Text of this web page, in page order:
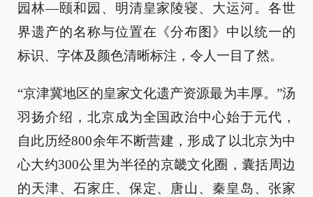
园林—颐和园、明清皇家陵寝、大运河。各世
界遗产的名称与位置在《分布图》中以统一的
标识、字体及颜色清晰标注，令人一目了然。
“京津冀地区的皇家文化遗产资源最为丰厚。”汤
羽扬介绍，北京成为全国政治中心始于元代，
自此历经800余年不断营建，形成了以北京为中
心大约300公里为半径的京畿文化圈，囊括周边
的天津、石家庄、保定、唐山、秦皇岛、张家